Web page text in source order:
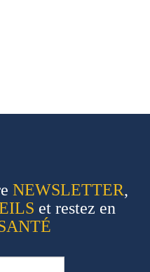
NEWSLETTER,
et restez en